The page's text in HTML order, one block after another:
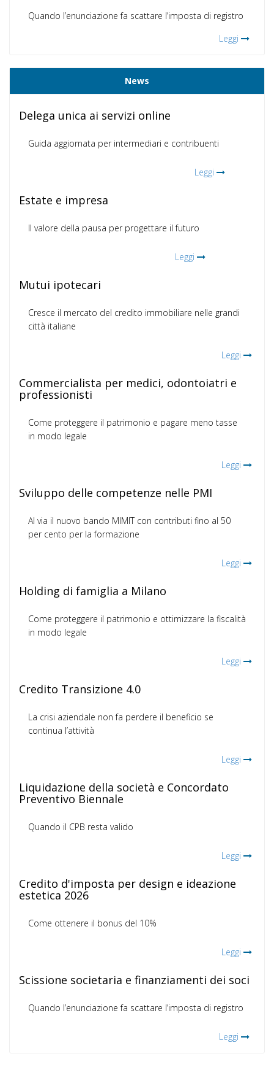
Quando l’enunciazione fa scattare l’imposta di registro
Leggi
News
Delega unica ai servizi online
Guida aggiornata per intermediari e contribuenti
Leggi
Estate e impresa
Il valore della pausa per progettare il futuro
Leggi
Mutui ipotecari
Cresce il mercato del credito immobiliare nelle grandi
città italiane
Leggi
Commercialista per medici, odontoiatri e
professionisti
Come proteggere il patrimonio e pagare meno tasse
in modo legale
Leggi
Sviluppo delle competenze nelle PMI
Al via il nuovo bando MIMIT con contributi fino al 50
per cento per la formazione
Leggi
Holding di famiglia a Milano
Come proteggere il patrimonio e ottimizzare la fiscalità
in modo legale
Leggi
Credito Transizione 4.0
La crisi aziendale non fa perdere il beneficio se
continua l’attività
Leggi
Liquidazione della società e Concordato
Preventivo Biennale
Quando il CPB resta valido
Leggi
Credito d'imposta per design e ideazione
estetica 2026
Come ottenere il bonus del 10%
Leggi
Scissione societaria e finanziamenti dei soci
Quando l’enunciazione fa scattare l’imposta di registro
Leggi